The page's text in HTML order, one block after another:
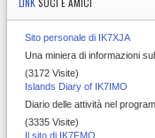
Sito personale di IK7XJA
Una miniera di informazioni
(3172 Visite)
Islands Diary of IK7IMO
Diario delle attività nel
(3335 Visite)
Il sito di IK7FMQ